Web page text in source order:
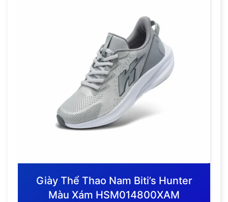
Giày Thể Thao Nam Biti’s Hunter
Màu Xám HSM014800XAM